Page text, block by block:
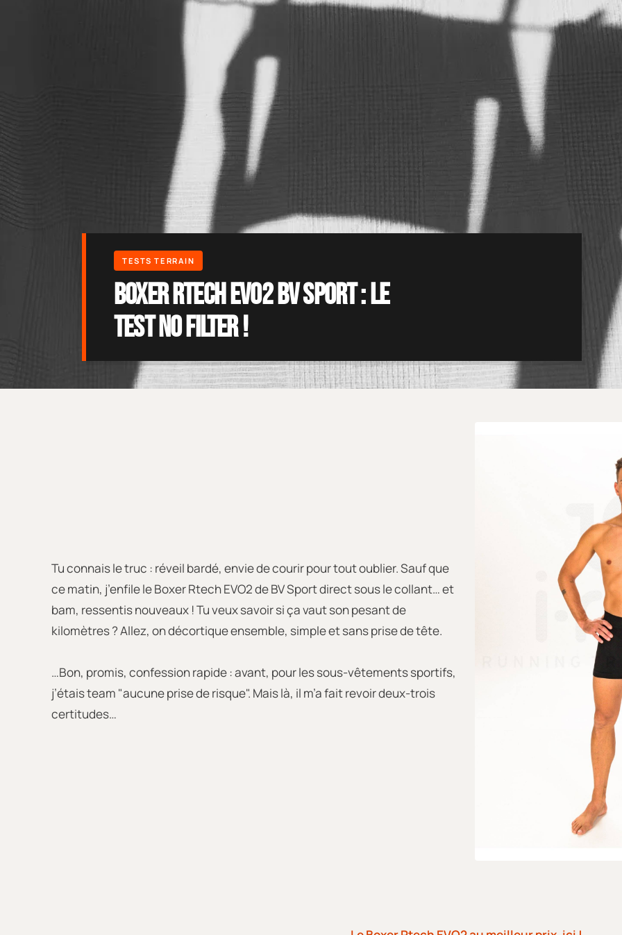
Boxer Rtech EVO2 BV Sport : le
test no filter !
Tu connais le truc : réveil bardé, envie de courir pour tout oublier. Sauf que
ce matin, j’enfile le Boxer Rtech EVO2 de BV Sport direct sous le collant… et
bam, ressentis nouveaux ! Tu veux savoir si ça vaut son pesant de
kilomètres ? Allez, on décortique ensemble, simple et sans prise de tête.
…Bon, promis, confession rapide : avant, pour les sous-vêtements sportifs,
j’étais team "aucune prise de risque". Mais là, il m’a fait revoir deux-trois
certitudes…